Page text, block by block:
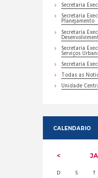
Secretaria
Secretaria
Planejamento
Secretaria
Secretaria
Serviços
Secretaria
Todas as
Unidade
CALENDARIO
D S T